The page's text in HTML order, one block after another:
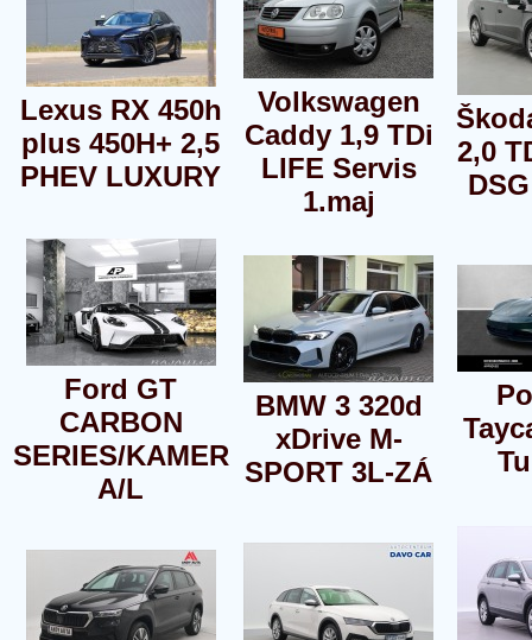
Lexus RX 450h
plus 450H+ 2,5
PHEV LUXURY
Volkswagen
Caddy 1,9 TDi
LIFE Servis
1.maj
2,0
Ford GT
CARBON
SERIES/KAMER
A/L
BMW 3 320d
xDrive M-
SPORT 3L-ZÁ